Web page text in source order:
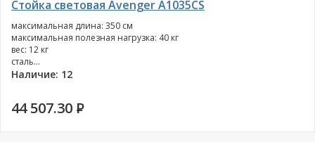
Стойка световая Avenger A1035CS
максимальная длина: 350 см
максимальная полезная нагрузка: 40 кг
вес: 12 кг
сталь...
Наличие: 12
44 507.30 P